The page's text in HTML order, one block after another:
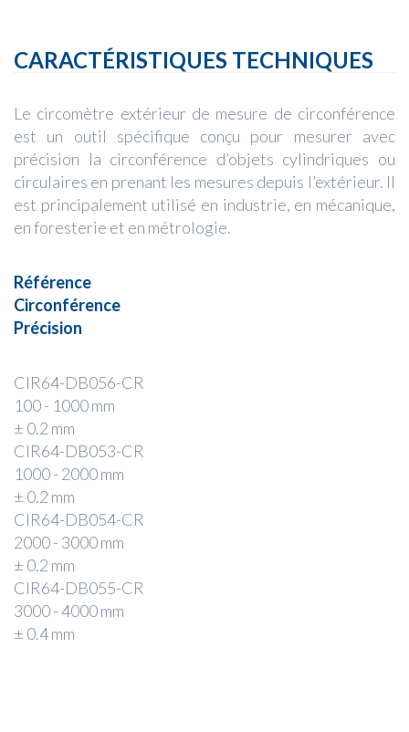
CARACTÉRISTIQUES TECHNIQUES
Le circomètre extérieur de mesure de circonférence
est un outil spécifique conçu pour mesurer avec
précision la circonférence d’objets cylindriques ou
circulaires en prenant les mesures depuis l’extérieur. Il
est principalement utilisé en industrie, en mécanique,
en foresterie et en métrologie.
Référence
Circonférence
Précision
CIR64-DB056-CR
100 - 1000 mm
± 0.2 mm
CIR64-DB053-CR
1000 - 2000 mm
± 0.2 mm
CIR64-DB054-CR
2000 - 3000 mm
± 0.2 mm
CIR64-DB055-CR
3000 - 4000 mm
± 0.4 mm